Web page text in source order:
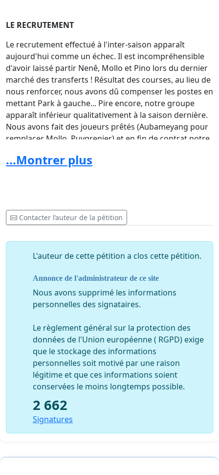
LE RECRUTEMENT
Le recrutement effectué à l'inter-saison apparaît
aujourd'hui comme un échec. Il est incompréhensible
d'avoir laissé partir Nenê, Mollo et Pino lors du dernier
marché des transferts ! Résultat des courses, au lieu de
nous renforcer, nous avons dû compenser les postes en
mettant Park à gauche... Pire encore, notre groupe
apparaît inférieur qualitativement à la saison dernière.
Nous avons fait des joueurs prêtés (Aubameyang pour
remplacer Mollo, Puygrenier) et en fin de contrat notre
LE JEU ET LES RESULTATS
football et envers les supporters. Chaque week-end
nous avons espoir que le prochain match soit meilleur
Les joueurs semblent perdus sur le terrain, ils semblent
systématiquement devant.
L'équipe ne sait jouer uniquement qu'en contre et est
incapable de produire du jeu. Par conséquent, il est
domicile cela nous pénalise contre des équipes qui sont
à notre portée (Arles, Valenciennes, Nice...) et contre
lesquelles nous nous devons d'imposer notre jeu...
L'ASM n'est pas le club ayant le moins de moyens et
pourtant nous sommes l'équipe qui pratique un des
plus mauvais jeu de L1.
prestations de Nene, Park et Ruffier étaient « l'arbre qui
cachait la forêt...défrichée ».
Aujourd'hui , sans Nene et avec un Park qui ne joue plus
au grand jour.
...Montrer plus
Contacter l’auteur de la pétition
L'auteur de cette pétition a clos cette pétition.
Annonce de l'administrateur de ce site
Nous avons supprimé les informations
personnelles des signataires.
Le règlement général sur la protection des
données de l'Union européenne ( RGPD) exige
que le stockage des informations
personnelles soit motivé par une raison
légitime et que ces informations soient
conservées le moins longtemps possible.
2 662
Signatures